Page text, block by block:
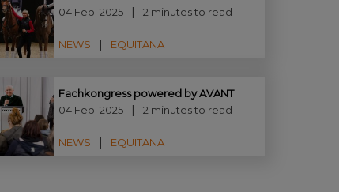
04 Feb. 2025
2 minutes to read
NEWS EQUITANA
Fachkongress powered by AVANT
04 Feb. 2025
2 minutes to read
NEWS EQUITANA